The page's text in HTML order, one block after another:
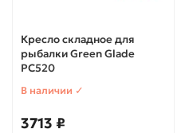
Кресло складное для
рыбалки Green Glade
РС520
В наличии ✓
3713 ₽